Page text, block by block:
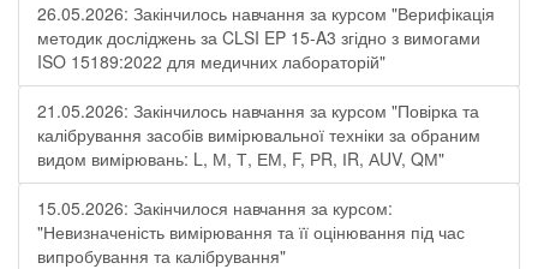
26.05.2026: Закінчилось навчання за курсом "Верифікація
методик досліджень за CLSI EP 15-A3 згідно з вимогами
ISO 15189:2022 для медичних лабораторій"
21.05.2026: Закінчилось навчання за курсом "Повірка та
калібрування засобів вимірювальної техніки за обраним
видом вимірювань: L, М, Т, ЕМ, F, РR, ІR, АUV, QМ"
15.05.2026: Закінчилося навчання за курсом:
"Невизначеність вимірювання та її оцінювання під час
випробування та калібрування"